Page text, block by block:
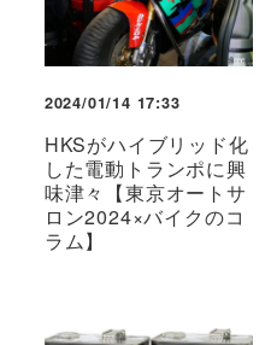
2024/01/14 17:33
HKSがハイブリッド化
した電動トランポに興
味津々【東京オートサ
ロン2024×バイクのコ
ラム】